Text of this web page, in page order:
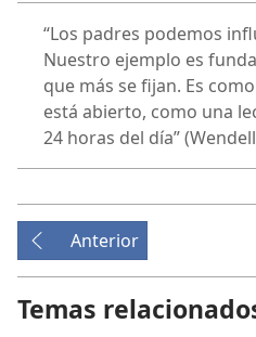
“Los padres podemos
Nuestro ejemplo es
que más se fijan. Es
está abierto, como una
24 horas del día”
Anterior
Temas